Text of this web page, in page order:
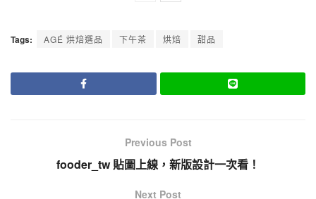
Tags: AGÉ 烘焙選品 下午茶 烘焙 甜品
Previous Post
fooder_tw 貼圖上線，新版設計一次看！
Next Post